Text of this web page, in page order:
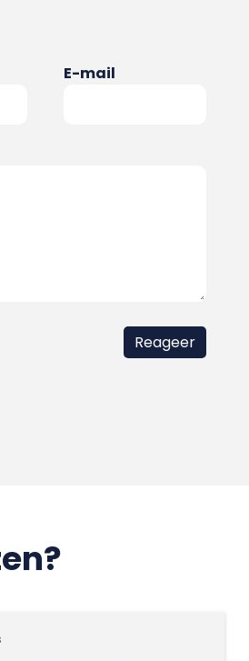
E-mail